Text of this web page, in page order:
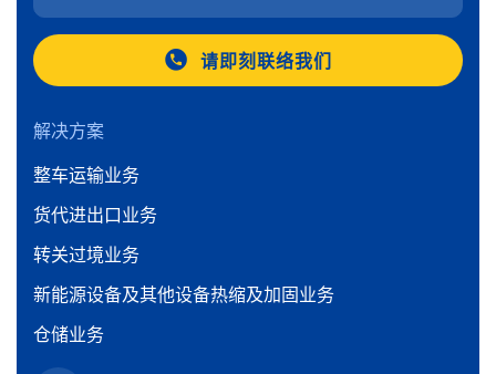
请即刻联络我们
解决方案
整车运输业务
货代进出口业务
转关过境业务
新能源设备及其他设备热缩及加固业务
仓储业务